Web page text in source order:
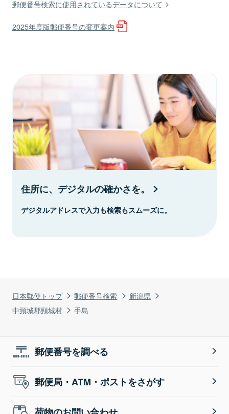
日本郵便トップ 郵便番号検索
新潟県
中頸城郡頸城村
手島
郵便番号検索に使用されているデータについて
2025年度版郵便番号の変更案内
住所に、デジタルの確かさを。
デジタルアドレスで入力も検索もスムーズに。
郵便番号を調べる
郵便局・ATM・ポストをさがす